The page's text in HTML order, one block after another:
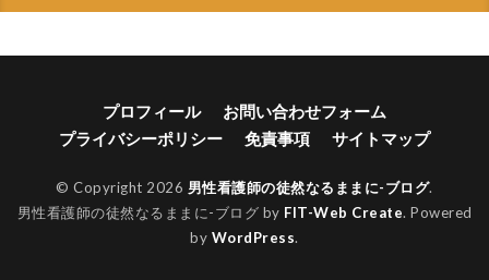
プロフィール
お問い合わせフォーム
プライバシーポリシー
免責事項 サイトマップ
© Copyright 2026 男性看護師の徒然なるままに-ブログ.
男性看護師の徒然なるままに-ブログ by FIT-Web Create. Powered
by WordPress.